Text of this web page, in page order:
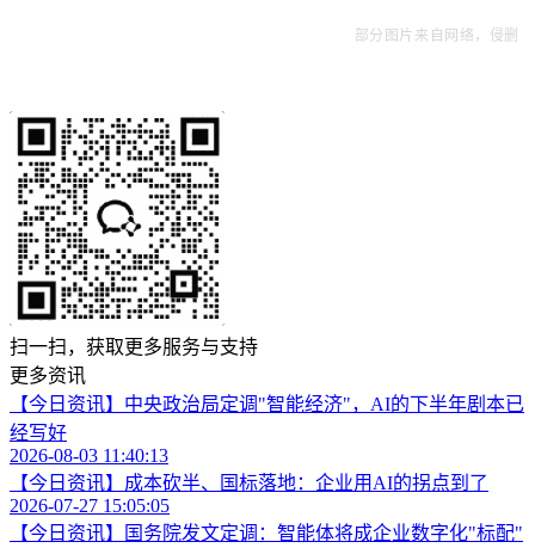
部分图片来自网络，侵删
扫一扫，获取更多服务与支持
更多资讯
【今日资讯】中央政治局定调"智能经济"，AI的下半年剧本已
经写好
2026-08-03 11:40:13
【今日资讯】成本砍半、国标落地：企业用AI的拐点到了
2026-07-27 15:05:05
【今日资讯】国务院发文定调：智能体将成企业数字化"标配"